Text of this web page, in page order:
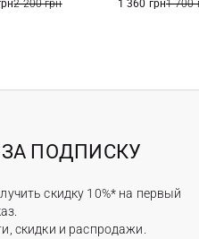
2 200 грн
1 360 грн1 700
ЗА ПОДПИСКУ
скидку 10%* на первый
скидки и распродажи.